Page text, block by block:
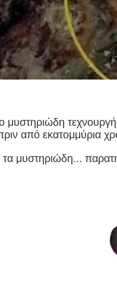
μυστηριώδη
από εκατομμύρια
μυστηριώδη...